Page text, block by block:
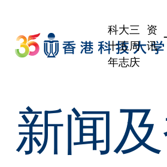
main
content
科大三
十五周
年志庆
资
讯
公众
新闻